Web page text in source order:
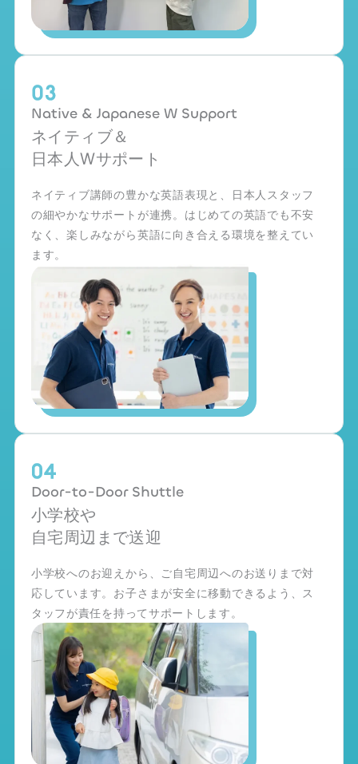
Native & Japanese W Support
ネイティブ＆
日本人Wサポート
ネイティブ講師の豊かな英語表現と、日本人スタッフ
の細やかなサポートが連携。はじめての英語でも不安
なく、楽しみながら英語に向き合える環境を整えてい
ます。
Door-to-Door Shuttle
小学校や
自宅周辺まで送迎
小学校へのお迎えから、ご自宅周辺へのお送りまで対
応しています。お子さまが安全に移動できるよう、ス
タッフが責任を持ってサポートします。